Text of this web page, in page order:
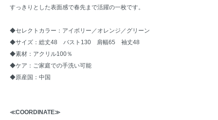
すっきりとした表面感で春先まで活躍の一枚です。
◆セレクトカラー：アイボリー／オレンジ／グリーン
◆サイズ：総丈48 バスト130 肩幅65 袖丈48
◆素材：アクリル100％
◆ケア：ご家庭での手洗い可能
◆原産国：中国
≪COORDINATE≫